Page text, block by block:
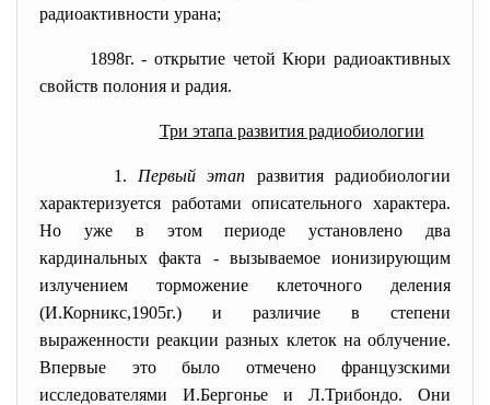
радиоактивности урана;
1898г. - открытие четой Кюри радиоактивных
свойств полония и радия.
Три этапа развития радиобиологии
1. Первый этап развития радиобиологии
характеризуется работами описательного характера.
Но уже в этом периоде установлено два
кардинальных факта - вызываемое ионизирующим
излучением торможение клеточного деления
(И.Корникс,1905г.) и различие в степени
выраженности реакции разных клеток на облучение.
Впервые это было отмечено французскими
исследователями И.Бергонье и Л.Трибондо. Они